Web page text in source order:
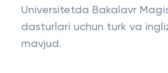
Universitetda Bakalavr
dasturlari uchun turk va
mavjud.